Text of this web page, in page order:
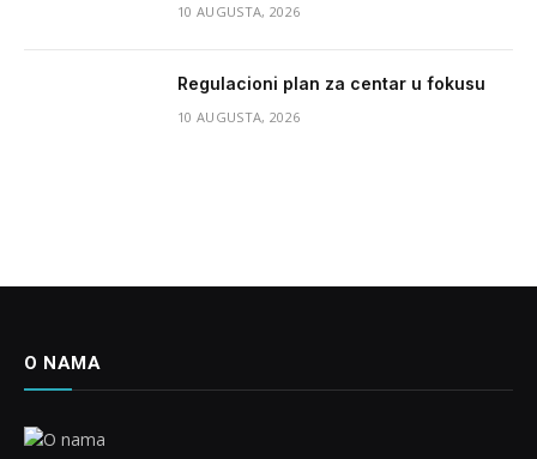
10 AUGUSTA, 2026
Regulacioni plan za centar u fokusu
10 AUGUSTA, 2026
O NAMA